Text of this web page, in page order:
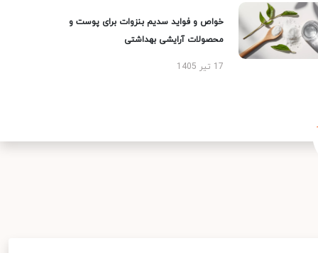
خواص و فواید سدیم بنزوات برای پوست و
محصولات آرایشی بهداشتی
17 تیر 1405